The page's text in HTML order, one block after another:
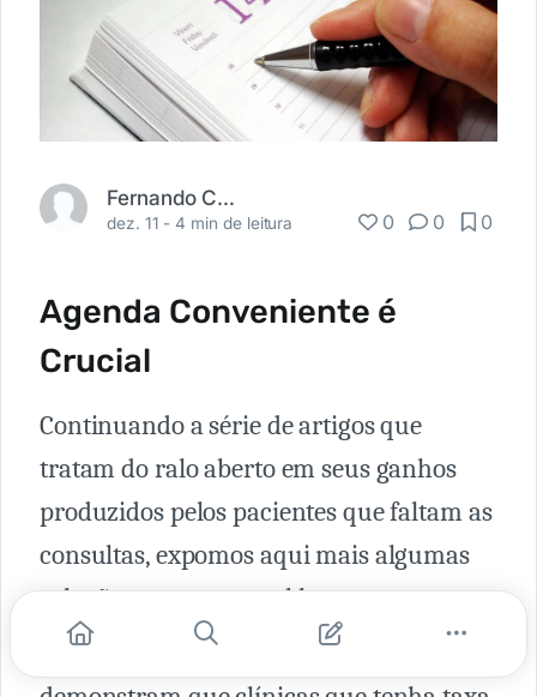
Fernando Carbonieri
dez. 11 -4 min de leitura 0 0 0
Agenda Conveniente é
Crucial
Continuando a série de artigos que
tratam do ralo aberto em seus ganhos
produzidos pelos pacientes que faltam as
consultas, expomos aqui mais algumas
soluções para esse problema.
Relatos encontrados na internet